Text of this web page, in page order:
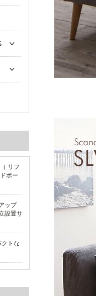
リフ
ボー
ップ
設置サ
トな